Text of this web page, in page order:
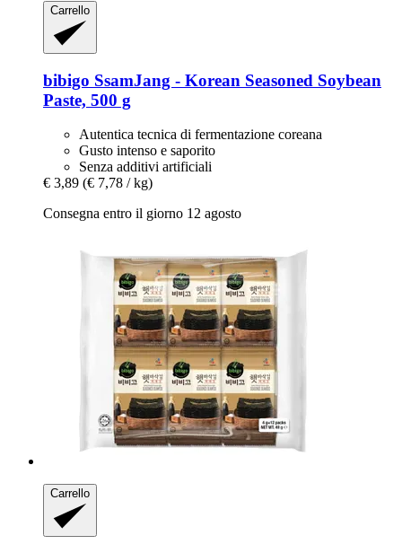
Carrello
bibigo SsamJang -​ Korean Seasoned Soybean
Paste, 500 g
Autentica tecnica di fermentazione coreana
Gusto intenso e saporito
Senza additivi artificiali
€ 3,89 (€ 7,78 / kg)
Consegna entro il giorno 12 agosto
Carrello